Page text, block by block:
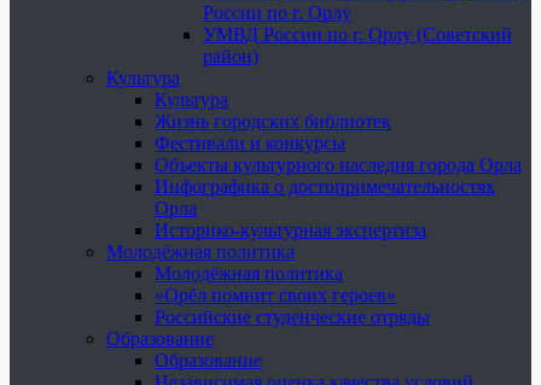
России по г. Орлу
УМВД России по г. Орлу (Советский
район)
Культура
Культура
Жизнь городских библиотек
Фестивали и конкурсы
Объекты культурного наследия города Орла
Инфографика о достопримечательностях
Орла
Историко-культурная экспертиза
Молодёжная политика
Молодёжная политика
«Орёл помнит своих героев»
Российские студенческие отряды
Образование
Образование